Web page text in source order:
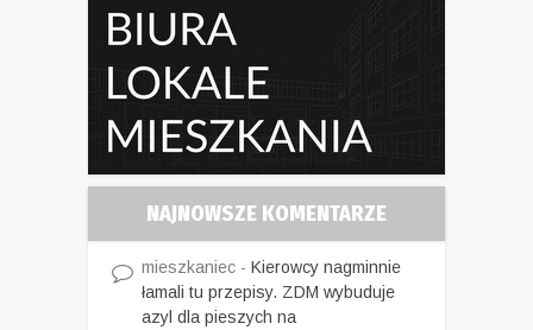
NAJNOWSZE KOMENTARZE
mieszkaniec - Kierowcy nagminnie
łamali tu przepisy. ZDM wybuduje
azyl dla pieszych na